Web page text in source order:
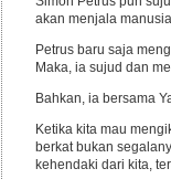
akan menjala
Petrus baru saja
Maka, ia sujud dan
Bahkan, ia bersama
Ketika kita mau
berkat bukan
kehendaki dari kita,